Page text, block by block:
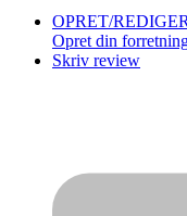
OPRET/
Opret din
Skriv review